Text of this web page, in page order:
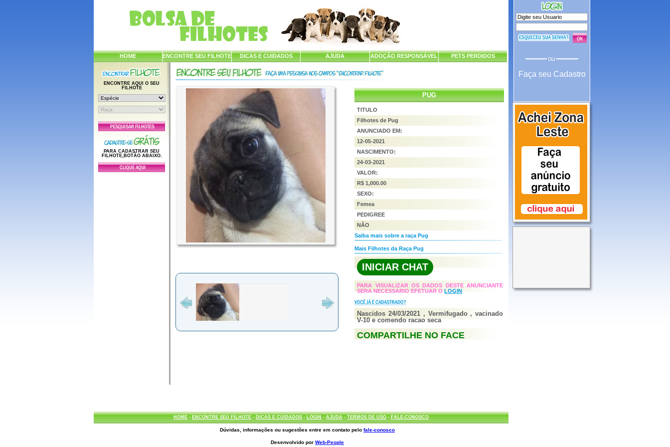
HOME ENCONTRE SEU FILHOTE DICAS E CUIDADOS AJUDA ADOÇÃO RESPONSÁVEL PETS PERDIDOS
ENCONTRE AQUI O SEU
FILHOTE
PARA CADASTRAR SEU
FILHOTE,BOTÃO ABAIXO.
PUG
TITULO
Filhotes de Pug
ANUNCIADO EM:
12-05-2021
NASCIMENTO:
24-03-2021
VALOR:
R$ 1,000.00
SEXO:
Femea
PEDIGREE
NÃO
Saiba mais sobre a raça Pug
Mais Filhotes da Raça Pug
INICIAR CHAT
PARA VISUALIZAR OS DADOS DESTE ANUNCIANTE
SERA NECESSARIO EFETUAR OLOGIN
Nascidos 24/03/2021 , Vermifugado , vacinado
V-10 e comendo racao seca
COMPARTILHE NO FACE
HOME- ENCONTRE SEU FILHOTE- DICAS E CUIDADOS- LOGIN-AJUDA-TERMOS DE USO- FALE-CONOSCO
Faça seu Cadastro
Dúvidas, informações ou sugestões entre em contato pelofale-conosco
Desenvolvido porWeb-People